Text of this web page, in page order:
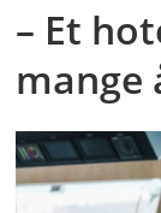
– Et
mange